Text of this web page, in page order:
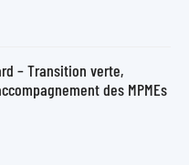
– Transition verte,
des MPMEs